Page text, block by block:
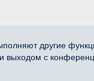
другие
выходом с